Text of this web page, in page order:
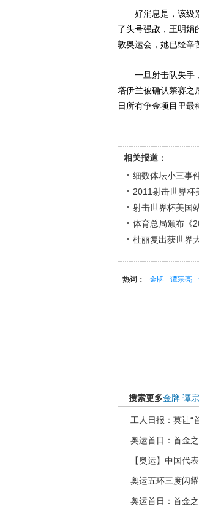
好消息是，该级别
了头号强敌，王明娟
敦奥运会，她已经辛
一旦射击队失手，
塔伊兰被确认禁赛之
日所有争金项目里最
相关报道：
细数体坛小三事
2011射击世界杯
射击世界杯美国
体育总局颁布《
杜丽复出获世界
热词： 金牌 谭宗亮
搜索更多金牌 谭
工人日报：莫让“
奥运首日：首金
【奥运】中国代
奥运五环三度闪
奥运首日：首金